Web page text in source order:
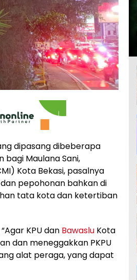
dipasang dibeberapa
Maulana Sani,
Kota Bekasi, pasalnya
pepohonan bahkan di
tata kota dan ketertiban
KPU dan Bawaslu Kota
dan meneggakkan PKPU
alat peraga, yang dapat